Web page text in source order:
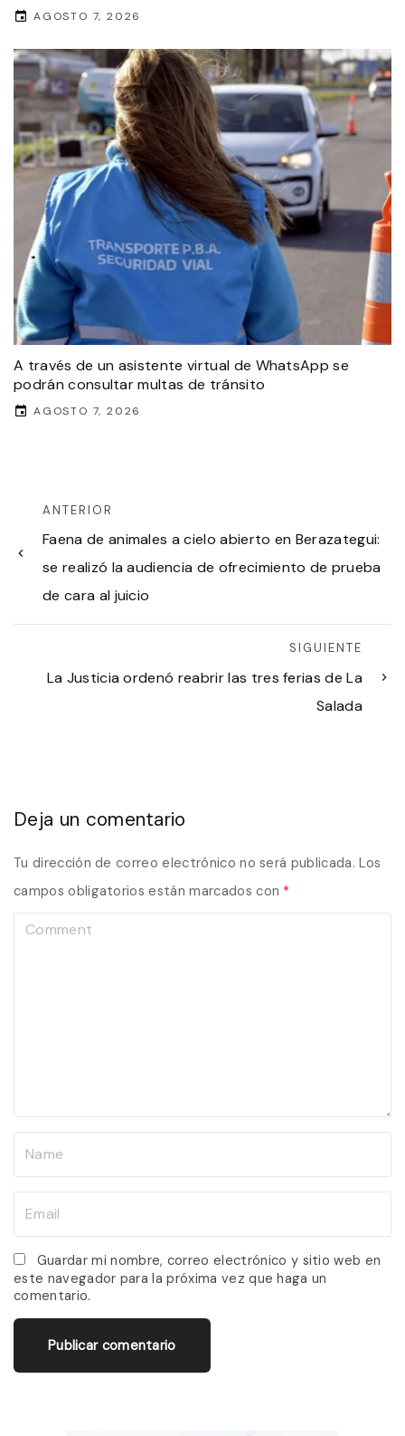
AGOSTO 7, 2026
A través de un asistente virtual de WhatsApp se
podrán consultar multas de tránsito
AGOSTO 7, 2026
ANTERIOR
Faena de animales a cielo abierto en Berazategui:
se realizó la audiencia de ofrecimiento de prueba
de cara al juicio
SIGUIENTE
La Justicia ordenó reabrir las tres ferias de La
Salada
Deja un comentario
Tu dirección de correo electrónico no será publicada. Los
campos obligatorios están marcados con *
*
a
i
l
Guardar mi nombre, correo electrónico y sitio web en
este navegador para la próxima vez que haga un
comentario.